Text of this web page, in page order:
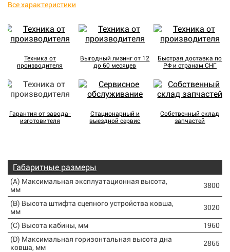
Все характеристики
Техника от
производителя
Выгодный лизинг от 12
до 60 месяцев
Быстрая доставка по
РФ и странам СНГ
Гарантия от завода-
изготовителя
Стационарный и
выездной сервис
Собственный склад
запчастей
Габаритные размеры
(A) Максимальная эксплуатационная высота,
мм
3800
(B) Высота штифта сцепного устройства ковша,
мм
3020
(C) Высота кабины, мм
1960
(D) Максимальная горизонтальная высота дна
ковша, мм
2865